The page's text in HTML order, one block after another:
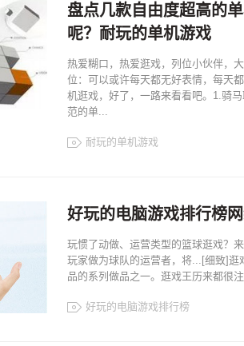
盘点几款自由度超高的
呢？耐玩的单机游戏
热爱糊口，热爱逛戏，列位小伙伴，
位：可以或许每天都无好表情，每天
机逛戏，好了，一路来看看吧。1.骑
范的单...
耐玩的单机游戏
好玩的电脑游戏排行榜
玩惯了动做、运营类型的篮球逛戏？
玩家做为球队的运营者，将...[细致]逛
品的系列做品之一。逛戏王历来都很
好玩的电脑游戏排行榜